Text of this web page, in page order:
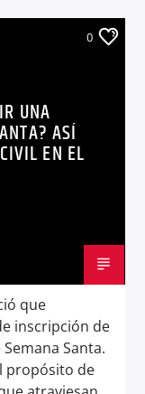
0
UNA
ASÍ
EN EL
que
inscripción de
Santa.
propósito de